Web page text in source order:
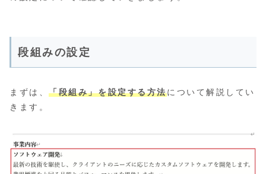
段組みの設定
まずは、「段組み」を設定する方法について解説してい
きます。